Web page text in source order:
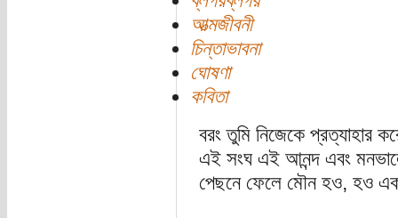
আত্মজীবনী
চিন্তাভাবনা
ঘোষণা
কবিতা
বরং তুমি নিজেকে প্রত্যাহার
এই সংঘ এই আনন্দ এবং
পেছনে ফেলে মৌন হও, হও